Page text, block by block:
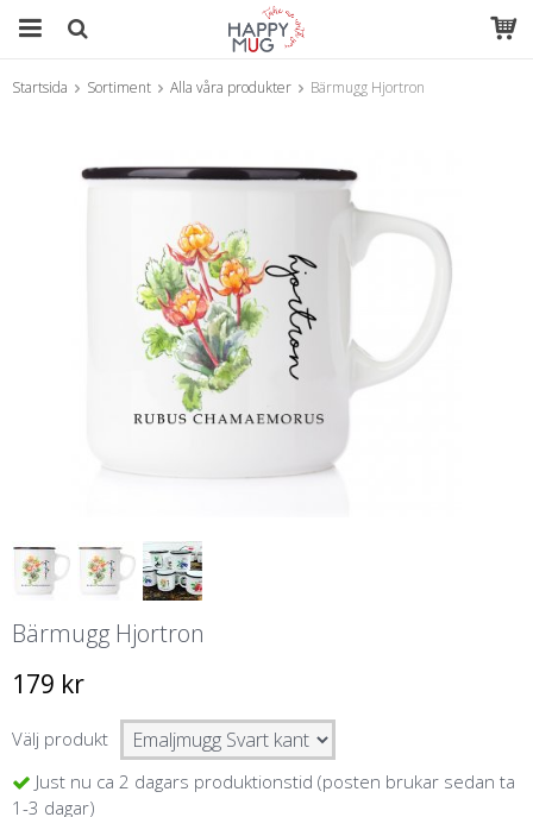
Startsida Sortiment Alla våra produkter Bärmugg Hjortron
Bärmugg Hjortron
179 kr
Välj produkt
Just nu ca 2 dagars produktionstid (posten brukar sedan ta
1-3 dagar)